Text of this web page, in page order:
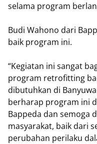
selama program
Budi Wahono dari
baik program ini.
“Kegiatan ini sangat
program retrofitting
dibutuhkan di
berharap program ini
Bappeda dan semoga
masyarakat, baik dari
perubahan perilaku